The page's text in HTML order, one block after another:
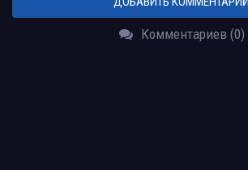
Комментариев (0)